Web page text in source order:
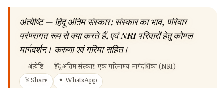
अंत्येष्टि — हिंदू अंतिम संस्कार: संस्कार का भाव, परिवार
परंपरागत रूप से क्या करते हैं, एवं NRI परिवारों हेतु कोमल
मार्गदर्शन। करुणा एवं गरिमा सहित।
—अंत्येष्टि — हिंदू अंतिम संस्कार: एक गरिमामय मार्गदर्शिका (NRI)
𝕏 Share ✦ WhatsApp